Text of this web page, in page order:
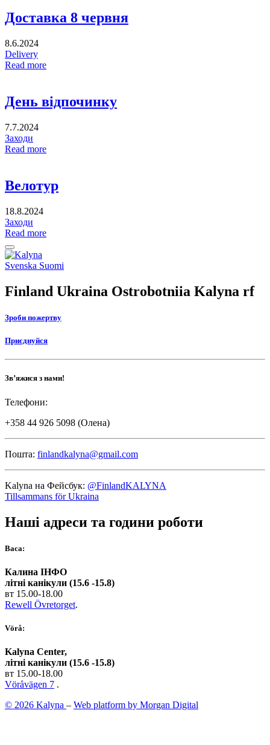
Доставка 8 червня
8.6.2024
Delivery
Read more
День відпочинку
7.7.2024
Заходи
Read more
Велотур
18.8.2024
Заходи
Read more
Back
to
top
Social
Svenska Suomi
Finland Ukraina Ostrobotniia Kalyna rf
Зроби пожертву
Приєднуйся
Зв’яжися з нами!
Телефони:
+358 44 926 5098 (Олена)
Пошта: finlandkalyna@gmail.com
Kalyna на Фейсбук: @FinlandKALYNA
Tillsammans för Ukraina
Наші адреси та години роботи
Васа:
Калина ІНФО
літні канікули (15.6 -15.8)
вт 15.00-18.00
Rewell Övretorget.
Vörå:
Kalyna Center,
літні канікули (15.6 -15.8)
вт 15.00-18.00
Vöråvägen 7 .
© 2026 Kalyna – Web platform by Morgan Digital